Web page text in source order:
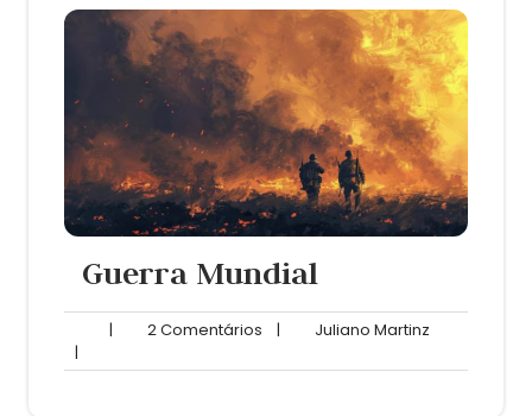
Guerra Mundial
| 2 Comentários | Juliano Martinz
|